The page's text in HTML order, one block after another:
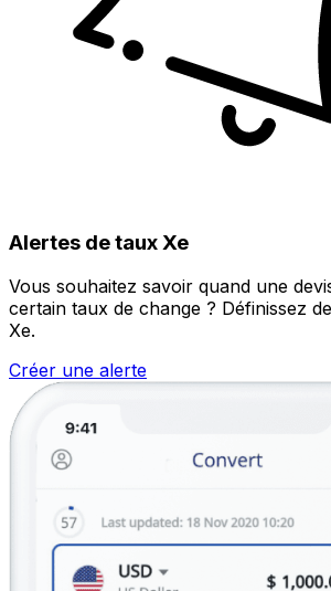
Alertes de taux Xe
Vous souhaitez savoir quand une
certain taux de change ? Définissez
Xe.
Créer une alerte